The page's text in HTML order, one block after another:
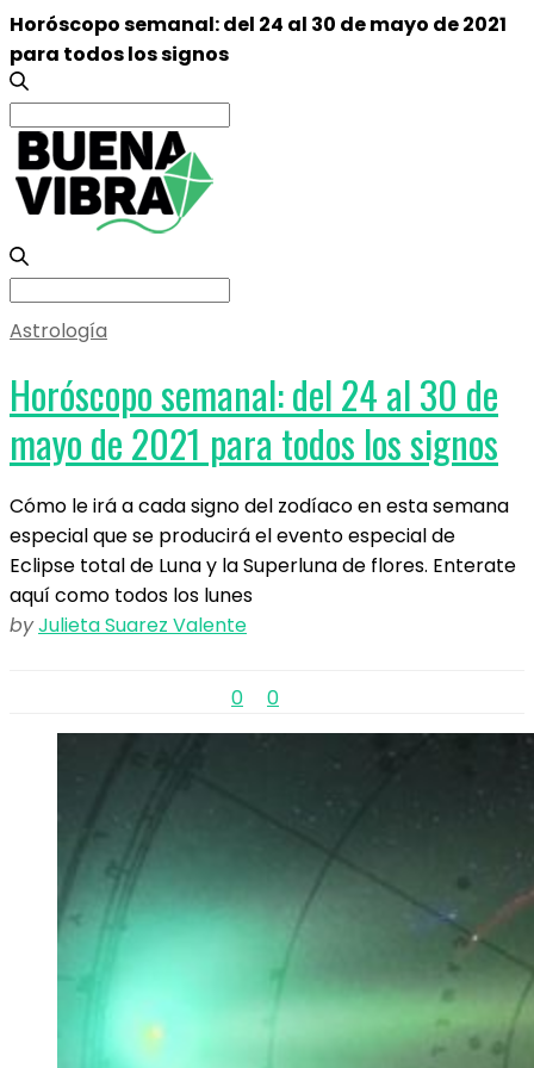
Horóscopo semanal: del 24 al 30 de mayo de 2021
para todos los signos
Search
for:
Search
Astrología
Horóscopo semanal: del 24 al 30 de
mayo de 2021 para todos los signos
Cómo le irá a cada signo del zodíaco en esta semana
especial que se producirá el evento especial de
Eclipse total de Luna y la Superluna de flores. Enterate
aquí como todos los lunes
byJulieta Suarez Valente
0 0